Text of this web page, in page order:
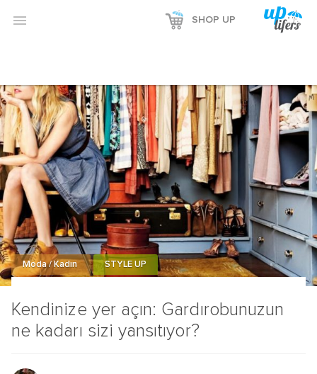
 SHOP UP
Kendinize yer açın: Gardırobunuzun
ne kadarı sizi yansıtıyor?
Moda / Kadın STYLE UP